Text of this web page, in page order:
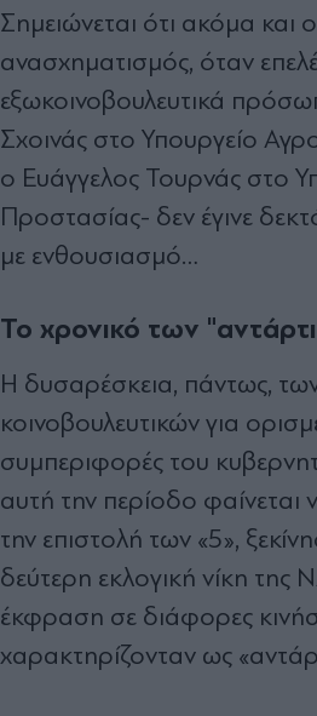
Σημειώνεται ότι ακόμα και ο
ανασχηματισμός, όταν
εξωκοινοβουλευτικά
Σχοινάς στο Υπουργείο
ο Ευάγγελος Τουρνάς στο
Προστασίας- δεν έγινε
με ενθουσιασμό…
Το χρονικό των
Η δυσαρέσκεια, πάντως,
κοινοβουλευτικών για
συμπεριφορές του
αυτή την περίοδο φαίνεται
την επιστολή των «5»,
δεύτερη εκλογική νίκη της
έκφραση σε διάφορες
χαρακτηρίζονταν ως